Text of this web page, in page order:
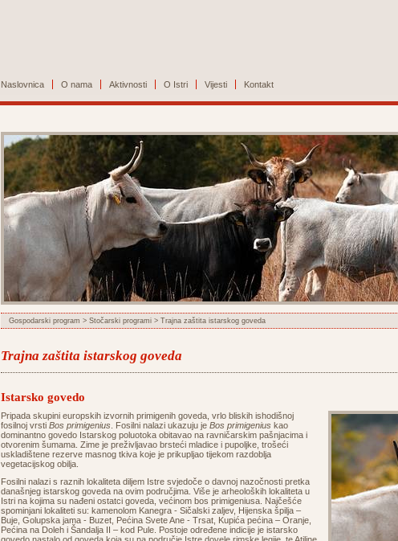
Naslovnica O nama Aktivnosti O Istri Vijesti Kontakt
Gospodarski program > Stočarski programi > Trajna zaštita istarskog goveda
Trajna zaštita istarskog goveda
Istarsko govedo
Pripada skupini europskih izvornih primigenih goveda, vrlo bliskih ishodišnoj
fosilnoj vrsti Bos primigenius . Fosilni nalazi ukazuju je Bos primigenius kao
dominantno govedo Istarskog poluotoka obitavao na ravničarskim pašnjacima i
otvorenim šumama. Zime je preživljavao brsteći mladice i pupoljke, trošeći
uskladištene rezerve masnog tkiva koje je prikupljao tijekom razdoblja
vegetacijskog obilja.
Fosilni nalazi s raznih lokaliteta diljem Istre svjedoče o davnoj nazočnosti pretka
današnjeg istarskog goveda na ovim područjima. Više je arheoloških lokaliteta u
Istri na kojima su nađeni ostatci goveda, većinom bos primigeniusa. Najčešće
spominjani lokaliteti su: kamenolom Kanegra - Sičalski zaljev, Hijenska špilja –
Buje, Golupska jama - Buzet, Pećina Svete Ane - Trsat, Kupića pećina – Oranje,
Pećina na Doleh i Šandalja II – kod Pule. Postoje određene indicije je istarsko